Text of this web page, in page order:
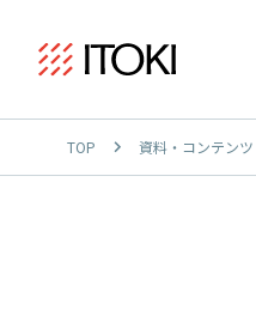
TOP 資料・コンテンツ